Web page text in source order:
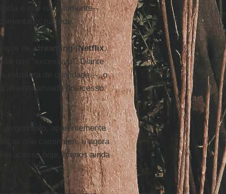
é que isso aumente --
na rede.
de streaming(Netflix,
uso "excessivo". Diante
estrutura de qualidade --, o
privado do acesso
aparentemente
não caminham, e agora
acesso hoje, menos ainda